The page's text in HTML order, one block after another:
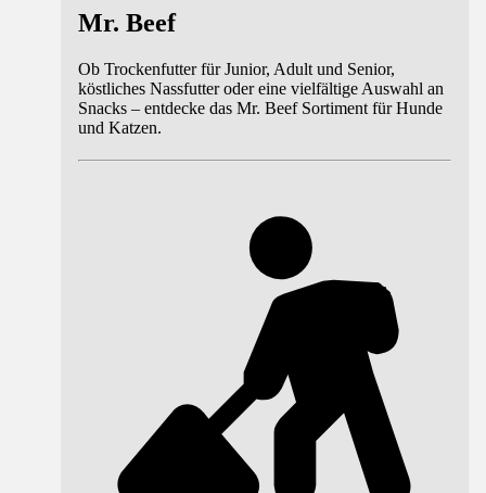
Mr. Beef
Ob Trockenfutter für Junior, Adult und Senior,
köstliches Nassfutter oder eine vielfältige Auswahl an
Snacks – entdecke das Mr. Beef Sortiment für Hunde
und Katzen.